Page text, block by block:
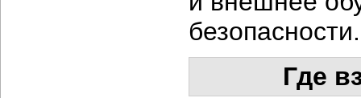
безопасности.
Где